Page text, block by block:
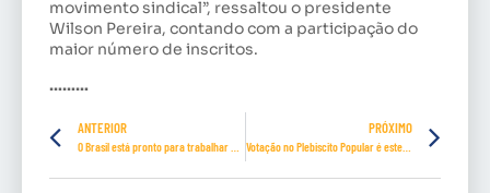
movimento sindical”, ressaltou o presidente
Wilson Pereira, contando com a participação do
maior número de inscritos.
………
ANTERIOR PRÓXIMO
Votação no Plebiscito Popular é estendida até 30 de setembro